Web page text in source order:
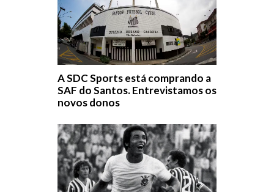
A SDC Sports está comprando a
SAF do Santos. Entrevistamos os
novos donos